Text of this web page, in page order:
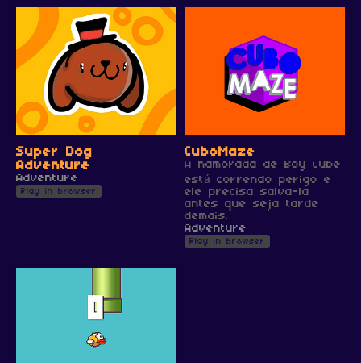
Super Dog
Adventure
Adventure
Play in browser
CuboMaze
A namorada de Boy Cube
está correndo perigo e
ele precisa salva-la
antes que seja tarde
demais.
Adventure
Play in browser